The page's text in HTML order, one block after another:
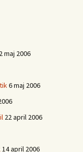
maj 2006
6 maj 2006
22 april 2006
14 april 2006